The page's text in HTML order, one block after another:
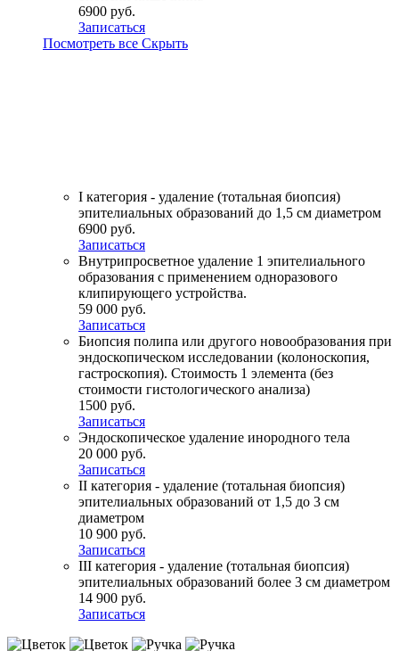
6900 руб.
Записаться
Посмотреть все Скрыть
I категория - удаление (тотальная биопсия)
эпителиальных образований до 1,5 см диаметром
6900 руб.
Записаться
Внутрипросветное удаление 1 эпителиального
образования с применением одноразового
клипирующего устройства.
59 000 руб.
Записаться
Биопсия полипа или другого новообразования при
эндоскопическом исследовании (колоноскопия,
гастроскопия). Стоимость 1 элемента (без
стоимости гистологического анализа)
1500 руб.
Записаться
Эндоскопическое удаление инородного тела
20 000 руб.
Записаться
II категория - удаление (тотальная биопсия)
эпителиальных образований от 1,5 до 3 см
диаметром
10 900 руб.
Записаться
III категория - удаление (тотальная биопсия)
эпителиальных образований более 3 см диаметром
14 900 руб.
Записаться